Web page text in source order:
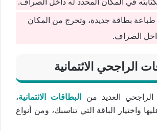
في المكان المحدد له داخل الصراف.
بطاقة جديدة، وتخرج من المكان
داخل الصراف.
الراجحي الائتمانية
العديد من البطاقات الائتمانية،
واختيار الباقة التي تناسبك، ومن أنواع